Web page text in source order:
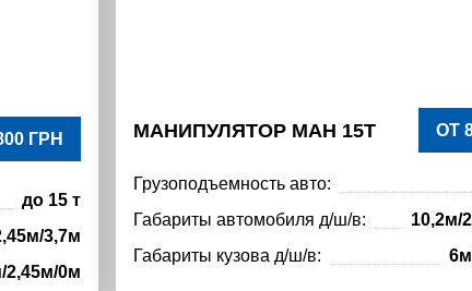
ГРН
до 15 т
3,7м
2,45м/0м
МАНИПУЛЯТОР МАН 15Т ОТ
Грузоподъемность авто:
Габариты автомобиля д/ш/в:
10,2м/
Габариты кузова д/ш/в: